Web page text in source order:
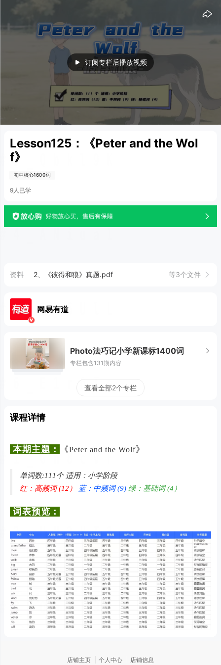
订阅专栏后播放视频
Lesson125：《Peter and the Wol
f》
初中核心1600词
9人已学
资料 2、《彼得和狼》真题.pdf 等3个文件
网易有道
Photo法巧记小学新课标1400词
专栏包含131期内容
查看全部2个专栏
课程详情
本期主题： 《Peter and the Wolf》
单词数:111个 适用：小学阶段
红：高频词 (12）
蓝：中频词 (9) 绿：基础词 (4）
词表预览：
店铺主页 个人中心 店铺信息